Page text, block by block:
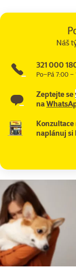
Náš
321 000
Po–Pá 7:00 –
Zeptejte se
na
naplánuj si